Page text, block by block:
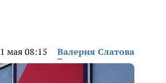
мая 08:15 Валерия Слатова